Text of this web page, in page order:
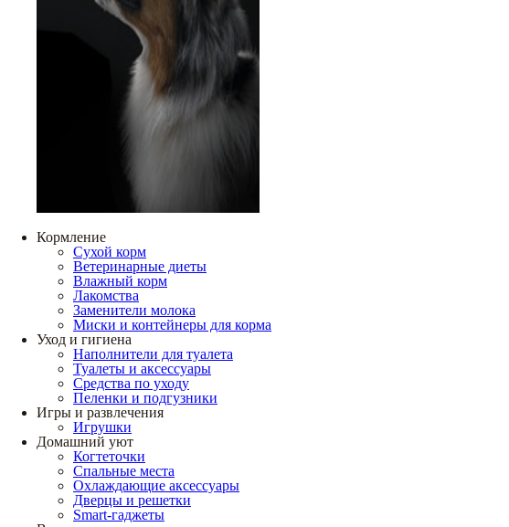
Кормление
Сухой корм
Ветеринарные диеты
Влажный корм
Лакомства
Заменители молока
Миски и контейнеры для корма
Уход и гигиена
Наполнители для туалета
Туалеты и аксессуары
Средства по уходу
Пеленки и подгузники
Игры и развлечения
Игрушки
Домашний уют
Когтеточки
Спальные места
Охлаждающие аксессуары
Дверцы и решетки
Smart-гаджеты